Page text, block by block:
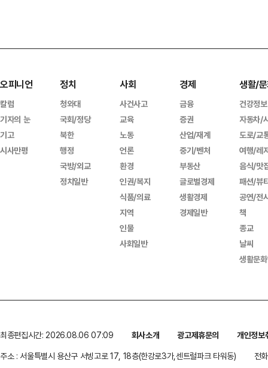
오피니언
칼럼
기자의 눈
기고
시사만평
정치
청와대
국회/정당
북한
행정
국방/외교
정치일반
사회
사건사고
교육
노동
언론
환경
인권/복지
식품/의료
지역
인물
사회일반
경제
금융
증권
산업/재계
중기/벤처
부동산
글로벌경제
생활경제
경제일반
생활/
건강정보
자동차/
도로/교
여행/레
음식/맛
패션/뷰
공연/전
책
종교
날씨
생활문
최종편집시간: 2026.08.06 07:09 회사소개 광고제휴문의
개인정보
주소 : 서울특별시 용산구 서빙고로 17, 18층(한강로3가,센트럴파크 타워동)
전